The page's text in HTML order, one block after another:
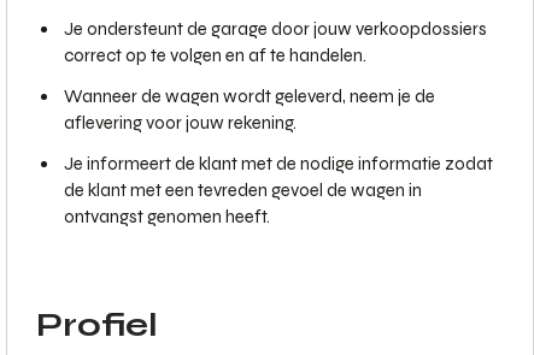
Je ondersteunt de garage door jouw verkoopdossiers
correct op te volgen en af te handelen.
Wanneer de wagen wordt geleverd, neem je de
aflevering voor jouw rekening.
Je informeert de klant met de nodige informatie zodat
de klant met een tevreden gevoel de wagen in
ontvangst genomen heeft.
Profiel